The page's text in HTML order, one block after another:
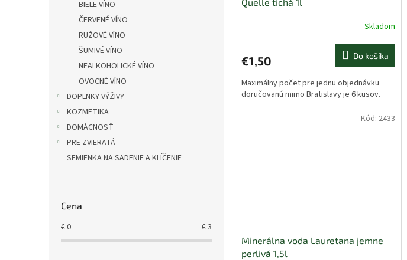
BIELE VÍNO
ČERVENÉ VÍNO
RUŽOVÉ VÍNO
ŠUMIVÉ VÍNO
NEALKOHOLICKÉ VÍNO
OVOCNÉ VÍNO
DOPLNKY VÝŽIVY
KOZMETIKA
DOMÁCNOSŤ
PRE ZVIERATÁ
SEMIENKA NA SADENIE A KLÍČENIE
Cena
€0 €3
Skladom
€1,50 Do košíka
Maximálny počet pre jednu objednávku
doručovanú mimo Bratislavy je 6 kusov.
Minerálna voda Lauretana jemne
perlivá 1,5l
Kód: 2433